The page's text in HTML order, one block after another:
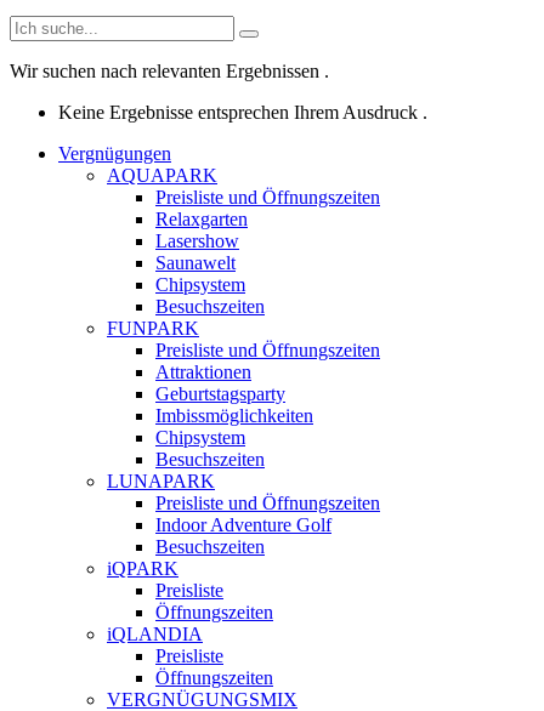
Wir suchen nach relevanten Ergebnissen .
Keine Ergebnisse entsprechen Ihrem Ausdruck .
Vergnügungen
AQUAPARK
Preisliste und Öffnungszeiten
Relaxgarten
Lasershow
Saunawelt
Chipsystem
Besuchszeiten
FUNPARK
Preisliste und Öffnungszeiten
Attraktionen
Geburtstagsparty
Imbissmöglichkeiten
Chipsystem
Besuchszeiten
LUNAPARK
Preisliste und Öffnungszeiten
Indoor Adventure Golf
Besuchszeiten
iQPARK
Preisliste
Öffnungszeiten
iQLANDIA
Preisliste
Öffnungszeiten
VERGNÜGUNGSMIX